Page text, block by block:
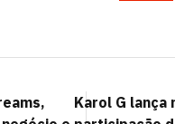
Karol G lança